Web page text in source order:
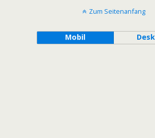
Zum Seitenanfang
Mobil